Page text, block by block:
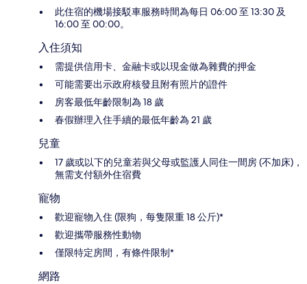
此住宿的機場接駁車服務時間為每日 06:00 至 13:30 及
16:00 至 00:00。
入住須知
需提供信用卡、金融卡或以現金做為雜費的押金
可能需要出示政府核發且附有照片的證件
房客最低年齡限制為 18 歲
春假辦理入住手續的最低年齡為 21 歲
兒童
17 歲或以下的兒童若與父母或監護人同住一間房 (不加床)，
無需支付額外住宿費
寵物
歡迎寵物入住 (限狗，每隻限重 18 公斤)*
歡迎攜帶服務性動物
僅限特定房間，有條件限制*
網路